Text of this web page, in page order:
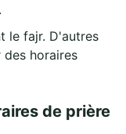
.
le fajr. D'autres
horaires
de prière